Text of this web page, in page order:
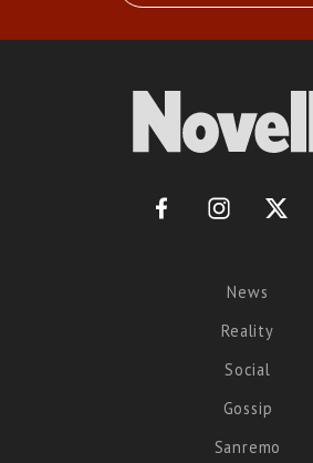
News
Reality
Social
Gossip
Sanremo